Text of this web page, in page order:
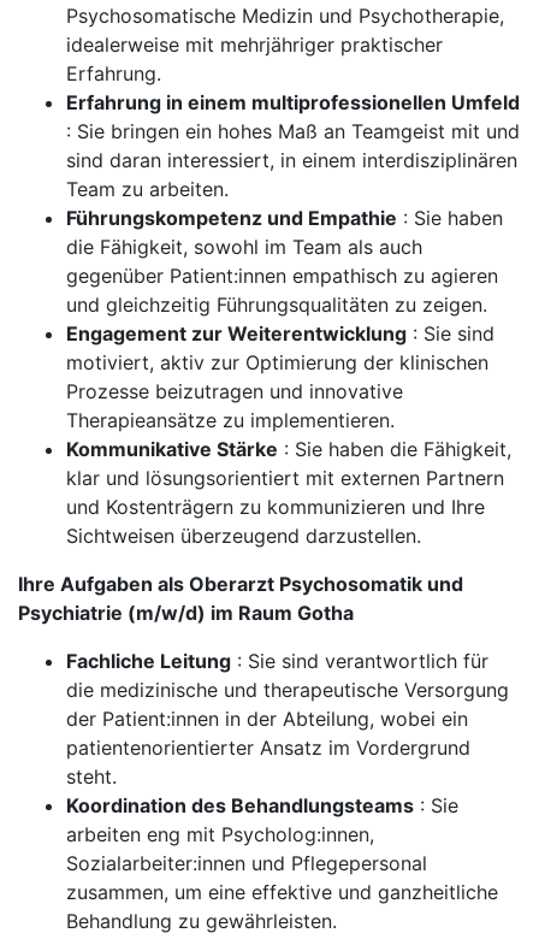
Psychosomatische Medizin und Psychotherapie,
idealerweise mit mehrjähriger praktischer
Erfahrung.
Erfahrung in einem multiprofessionellen Umfeld
: Sie bringen ein hohes Maß an Teamgeist mit und
sind daran interessiert, in einem interdisziplinären
Team zu arbeiten.
Führungskompetenz und Empathie : Sie haben
die Fähigkeit, sowohl im Team als auch
gegenüber Patient:innen empathisch zu agieren
und gleichzeitig Führungsqualitäten zu zeigen.
Engagement zur Weiterentwicklung : Sie sind
motiviert, aktiv zur Optimierung der klinischen
Prozesse beizutragen und innovative
Therapieansätze zu implementieren.
Kommunikative Stärke : Sie haben die Fähigkeit,
klar und lösungsorientiert mit externen Partnern
und Kostenträgern zu kommunizieren und Ihre
Sichtweisen überzeugend darzustellen.
Ihre Aufgaben als Oberarzt Psychosomatik und
Psychiatrie (m/w/d) im Raum Gotha
Fachliche Leitung : Sie sind verantwortlich für
die medizinische und therapeutische Versorgung
der Patient:innen in der Abteilung, wobei ein
patientenorientierter Ansatz im Vordergrund
steht.
Koordination des Behandlungsteams : Sie
arbeiten eng mit Psycholog:innen,
Sozialarbeiter:innen und Pflegepersonal
zusammen, um eine effektive und ganzheitliche
Behandlung zu gewährleisten.